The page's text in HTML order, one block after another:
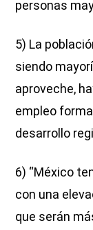
personas
5) La
siendo
aproveche,
empleo
desarrollo
6) “México
con una
que serán